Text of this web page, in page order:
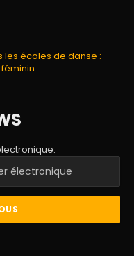
les écoles de danse :
féminin